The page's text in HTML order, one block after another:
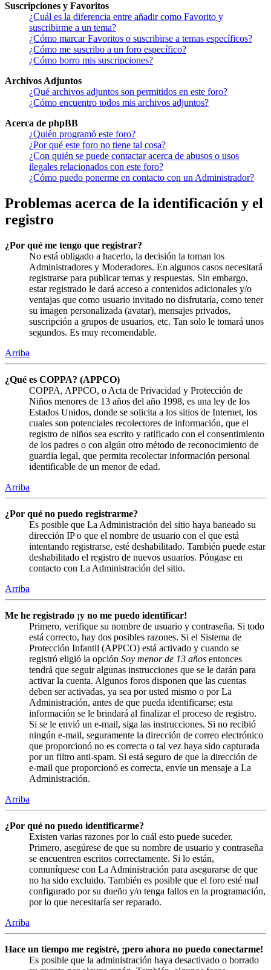
Suscripciones y Favoritos
¿Cuál es la diferencia entre añadir como Favorito y
suscribirme a un tema?
¿Cómo marcar Favoritos o suscribirse a temas específicos?
¿Cómo me suscribo a un foro específico?
¿Cómo borro mis suscripciones?
Archivos Adjuntos
¿Qué archivos adjuntos son permitidos en este foro?
¿Cómo encuentro todos mis archivos adjuntos?
Acerca de phpBB
¿Quién programó este foro?
¿Por qué este foro no tiene tal cosa?
¿Con quién se puede contactar acerca de abusos o usos
ilegales relacionados con este foro?
¿Cómo puedo ponerme en contacto con un Administrador?
Problemas acerca de la identificación y el
registro
¿Por qué me tengo que registrar?
No está obligado a hacerlo, la decisión la toman los
Administradores y Moderadores. En algunos casos necesitará
registrarse para publicar temas y respuestas. Sin embargo,
estar registrado le dará acceso a contenidos adicionales y/o
ventajas que como usuario invitado no disfrutaría, como tener
su imagen personalizada (avatar), mensajes privados,
suscripción a grupos de usuarios, etc. Tan solo le tomará unos
segundos. Es muy recomendable.
Arriba
¿Qué es COPPA? (APPCO)
COPPA, APPCO, o Acta de Privacidad y Protección de
Niños menores de 13 años del año 1998, es una ley de los
Estados Unidos, donde se solicita a los sitios de Internet, los
cuales son potenciales recolectores de información, que el
registro de niños sea escrito y ratificado con el consentimiento
de los padres o con algún otro método de reconocimiento de
guardia legal, que permita recolectar información personal
identificable de un menor de edad.
Arriba
¿Por qué no puedo registrarme?
Es posible que La Administración del sitio haya baneado su
dirección IP o que el nombre de usuario con el que está
intentando registrarse, esté deshabilitado. También puede estar
deshabilitado el registro de nuevos usuarios. Póngase en
contacto con La Administración del sitio.
Arriba
Me he registrado ¡y no me puedo identificar!
Primero, verifique su nombre de usuario y contraseña. Si todo
está correcto, hay dos posibles razones. Si el Sistema de
Protección Infantil (APPCO) está activado y cuando se
registró eligió la opción Soy menor de 13 años entonces
tendrá que seguir algunas instrucciones que se le darán para
activar la cuenta. Algunos foros disponen que las cuentas
deben ser activadas, ya sea por usted mismo o por La
Administración, antes de que pueda identificarse; esta
información se le brindará al finalizar el proceso de registro.
Si se le envió un e-mail, siga las instrucciones. Si no recibió
ningún e-mail, seguramente la dirección de correo electrónico
que proporcionó no es correcta o tal vez haya sido capturada
por un filtro anti-spam. Si está seguro de que la dirección de
e-mail que proporcionó es correcta, envíe un mensaje a La
Administración.
Arriba
¿Por qué no puedo identificarme?
Existen varias razones por lo cuál esto puede suceder.
Primero, asegúrese de que su nombre de usuario y contraseña
se encuentren escritos correctamente. Si lo están,
comuníquese con La Administración para asegurarse de que
no ha sido excluido. También es posible que el foro esté mal
configurado por su dueño y/o tenga fallos en la programación,
por lo que necesitaría ser reparado.
Arriba
Hace un tiempo me registré, ¡pero ahora no puedo conectarme!
Es posible que la administración haya desactivado o borrado